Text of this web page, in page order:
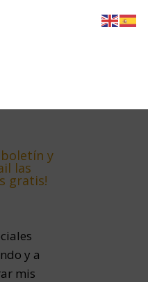
y
las
gratis!
y a
mis